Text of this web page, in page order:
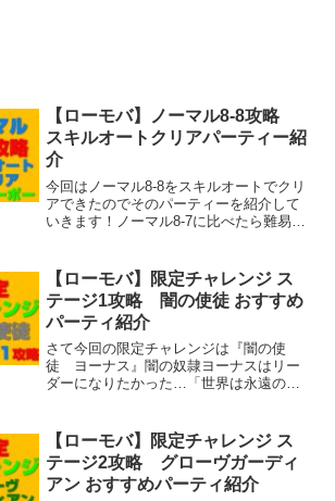
【ローモバ】ノーマル8-8攻略
スキルオートクリアパーティー紹
介
今回はノーマル8-8をスキルオートでクリ
アできたのでそのパーティーを紹介して
いきます！ノーマル8-7に比べたら難易度
るかもしれませんがクリアできないアナ
タの為に書く記事です。
【ローモバ】限定チャレンジ ス
テージ1攻略 闇の使徒 おすすめ
パーティ紹介
さて今回の限定チャレンジは『闇の使
徒 ヨーナス』闇の奴隷ヨーナスはリー
ダーになりたかった…「世界は永遠の闇
限定チャレンジ：暗黒との共存ステージ1
攻略していきますよ！
【ローモバ】限定チャレンジ ス
テージ2攻略 グローヴガーディ
アン おすすめパーティ紹介